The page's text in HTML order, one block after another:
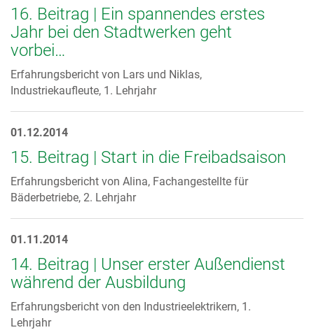
16. Beitrag | Ein spannendes erstes
Jahr bei den Stadtwerken geht
vorbei…
Erfahrungsbericht von Lars und Niklas,
Industriekaufleute, 1. Lehrjahr
01.12.2014
15. Beitrag | Start in die Freibadsaison
Erfahrungsbericht von Alina, Fachangestellte für
Bäderbetriebe, 2. Lehrjahr
01.11.2014
14. Beitrag | Unser erster Außendienst
während der Ausbildung
Erfahrungsbericht von den Industrieelektrikern, 1.
Lehrjahr